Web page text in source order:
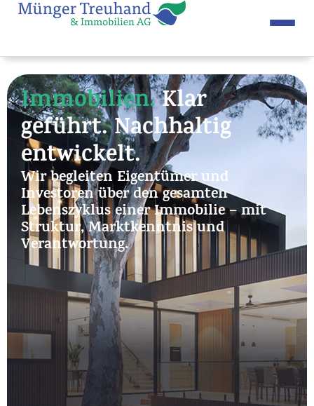
Immobilien.Klar
geführt. Nachhaltig
entwickelt.
Wir begleiten Eigentümer und
Investoren über den gesamten
Lebenszyklus einer Immobilie – mit
Struktur, Marktkenntnis und
Verantwortung.